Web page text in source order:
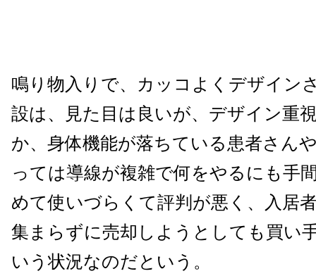
鳴り物入りで、カッコよくデザイン
設は、見た目は良いが、デザイン重
か、身体機能が落ちている患者さん
っては導線が複雑で何をやるにも手
めて使いづらくて評判が悪く、入居
集まらずに売却しようとしても買い
いう状況なのだという。